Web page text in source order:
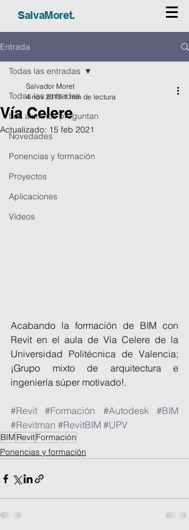
SalvaMoret.
Entrada
Todas las entradas
Los alumnos preguntan
Novedades
Ponencias y formación
Proyectos
Aplicaciones
Vídeos
Todas las entradas
Vía Celere
Salvador Moret
4 nov 2019 1 min de lectura
Actualizado: 15 feb 2021
Acabando la formación de BIM con
Revit en el aula de Vía Celere de la
Universidad Politécnica de Valencia;
¡Grupo mixto de arquitectura e
ingeniería súper motivado!.
#Revit #Formación #Autodesk
#BIM
#Revitman #RevitBIM #UPV
BIM RevitFormación
Ponencias y formación